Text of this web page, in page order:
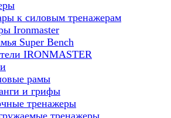
к силовым тренажерам
Ironmaster
Super Bench
IRONMASTER
рамы
и грифы
тренажеры
тренажеры